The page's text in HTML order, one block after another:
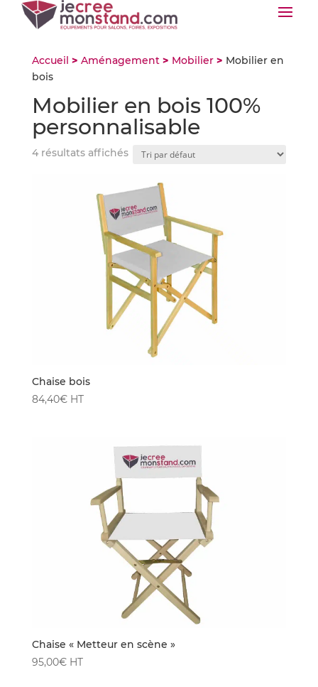
Accueil > Aménagement > Mobilier > Mobilier en
bois
Mobilier en bois 100%
personnalisable
4 résultats affichés
Chaise bois
84,40€ HT
Chaise « Metteur en scène »
95,00€ HT